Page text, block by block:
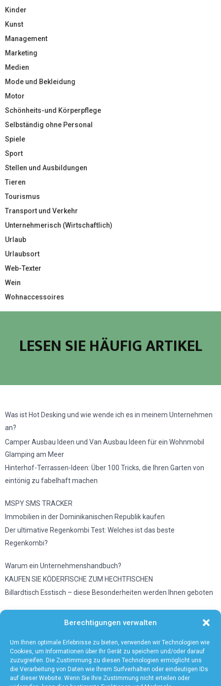
Berechtigungen verwalten
Um Ihnen optimale Erlebnisse zu bieten, verwenden wir Technologien wie
Cookies, um Informationen über Ihr Gerät zu speichern und/oder darauf
zuzugreifen. Die Zustimmung zu diesen Technologien ermöglicht uns
die Verarbeitung von Daten wie Ihrem Surfverhalten oder eindeutigen IDs
auf dieser Website. Wenn Sie Ihre Zustimmung nicht erteilen oder
Kinder
Kunst
Management
Marketing
Medien
Mode und Bekleidung
Motor
Schönheits-und Körperpflege
Selbständig ohne Personal
Spiele
Sport
Stellen und Ausbildungen
Tieren
Tourismus
Transport und Verkehr
Unternehmerisch (Wirtschaftlich)
Urlaub
Urlaubsort
Web-Texter
Wein
Wohnaccessoires
LESEN SIE HÄUFIG ARTIKEL
Was ist Hot Desking und wie wende ich es in meinem Unternehmen
an?
Camper Ausbau Ideen und Van Ausbau Ideen für ein Wohnmobil
Glamping am Meer
Hinterhof-Terrassen-Ideen: Über 100 Tricks, die Ihren Garten von
eintönig zu fabelhaft machen
MSPY SMS TRACKER
Immobilien in der Dominikanischen Republik kaufen
Der ultimative Regenkombi Test: Welches ist das beste
Regenkombi?
Warum ein Unternehmenshandbuch?
KAUFEN SIE KÖDERFISCHE ZUM HECHTFISCHEN
Billardtisch Esstisch – diese Besonderheiten werden Ihnen geboten
Vermeiden Sie diese Fehler, wenn Sie eine Mikrowelle benutzen
Unsere Tipps zum Wandern mit Baby